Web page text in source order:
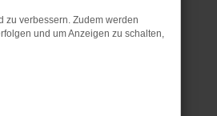
zu verbessern. Zudem werden
und um Anzeigen zu schalten,